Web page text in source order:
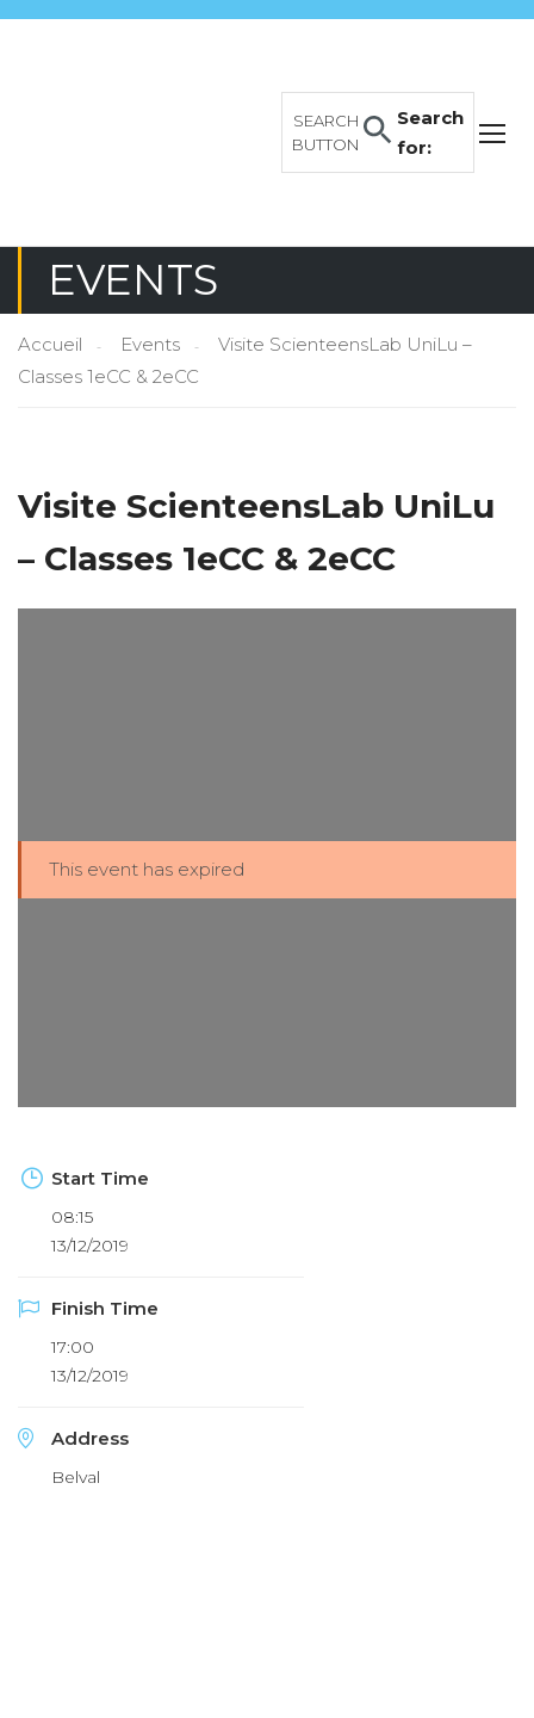
Search
for:
SEARCH
BUTTON
EVENTS
Accueil Events
Visite ScienteensLab UniLu –
Classes 1eCC & 2eCC
Visite ScienteensLab UniLu
– Classes 1eCC & 2eCC
This event has expired
Start Time
08:15
13/12/2019
Finish Time
17:00
13/12/2019
Address
Belval